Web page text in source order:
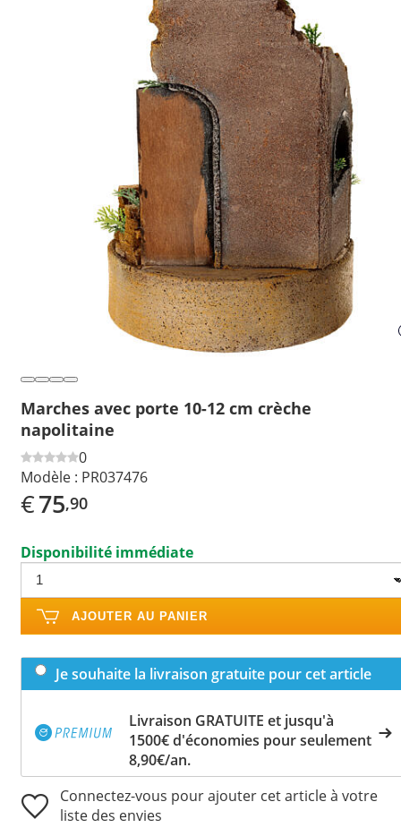
Marches avec porte 10-12 cm crèche
napolitaine
0
Modèle : PR037476
€75,90
Disponibilité immédiate
AJOUTER AU PANIER
Je souhaite la livraison gratuite pour cet article
Livraison GRATUITE et jusqu'à
1500€ d'économies pour seulement
8,90€/an.
Connectez-vous pour ajouter cet article à votre
liste des envies